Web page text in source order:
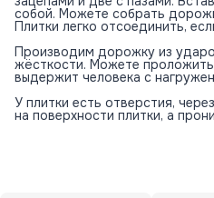
собой. Можете собрать
Плитки легко отсоединить,
Производим дорожку из
жёсткости. Можете
выдержит человека с
У плитки есть отверстия,
на поверхности плитки, а